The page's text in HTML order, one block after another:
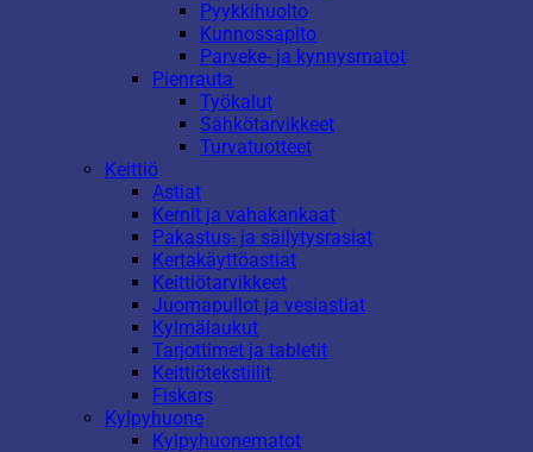
Pyykkihuolto
Kunnossapito
Parveke- ja kynnysmatot
Pienrauta
Työkalut
Sähkötarvikkeet
Turvatuotteet
Keittiö
Astiat
Kernit ja vahakankaat
Pakastus- ja säilytysrasiat
Kertakäyttöastiat
Keittiötarvikkeet
Juomapullot ja vesiastiat
Kylmälaukut
Tarjottimet ja tabletit
Keittiötekstiilit
Fiskars
Kylpyhuone
Kylpyhuonematot